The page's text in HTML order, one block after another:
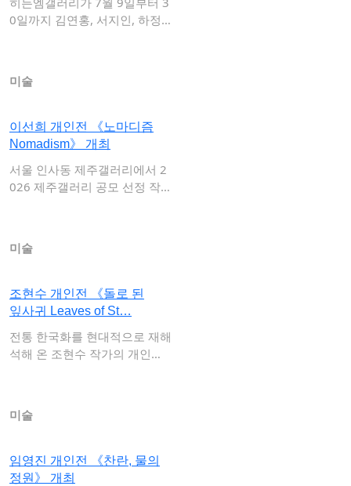
0일까지 김연홍, 서지인, 하정
미술
이선희 개인전 《노마디즘
Nomadism》 개최
서울 인사동 제주갤러리에서 2
026 제주갤러리 공모 선정 작
미술
조현수 개인전 《돌로 된
잎사귀 Leaves of St…
전통 한국화를 현대적으로 재해
석해 온 조현수 작가의 개인전
미술
임영진 개인전 《찬란, 물의
정원》 개최